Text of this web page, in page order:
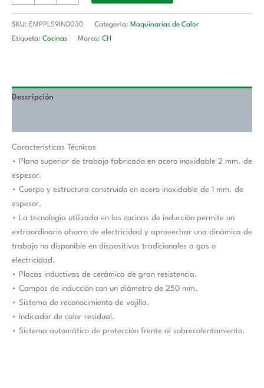
SKU: EMPPLS9IND030 Categoría: Maquinarias de Calor
Etiqueta: Cocinas Marca: CH
Descripción
Características Técnicas
• Plano superior de trabajo fabricado en acero inoxidable 2 mm. de
espesor.
• Cuerpo y estructura construido en acero inoxidable de 1 mm. de
espesor.
• La tecnología utilizada en las cocinas de inducción permite un
extraordinario ahorro de electricidad y aprovechar una dinámica de
trabajo no disponible en dispositivos tradicionales a gas o
electricidad.
• Placas inductivas de cerámica de gran resistencia.
• Campos de inducción con un diámetro de 250 mm.
• Sistema de reconocimiento de vajilla.
• Indicador de calor residual.
• Sistema automático de protección frente al sobrecalentamiento.